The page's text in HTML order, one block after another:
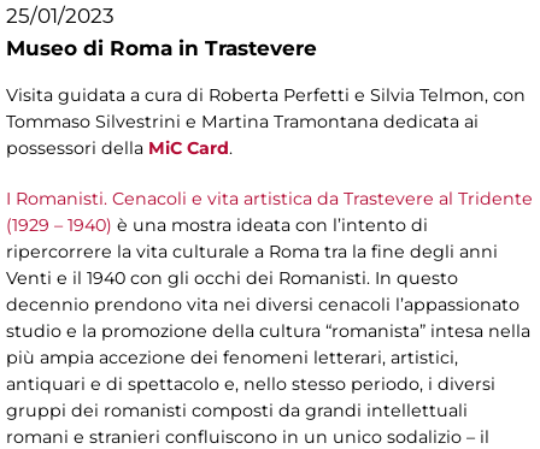
25/01/2023
Museo di Roma in Trastevere
Visita guidata a cura di Roberta Perfetti e Silvia Telmon, con
Tommaso Silvestrini e Martina Tramontana dedicata ai
possessori della MiC Card.
I Romanisti. Cenacoli e vita artistica da Trastevere al Tridente
(1929 – 1940) è una mostra ideata con l’intento di
ripercorrere la vita culturale a Roma tra la fine degli anni
Venti e il 1940 con gli occhi dei Romanisti. In questo
decennio prendono vita nei diversi cenacoli l’appassionato
studio e la promozione della cultura “romanista” intesa nella
più ampia accezione dei fenomeni letterari, artistici,
antiquari e di spettacolo e, nello stesso periodo, i diversi
gruppi dei romanisti composti da grandi intellettuali
romani e stranieri confluiscono in un unico sodalizio – il